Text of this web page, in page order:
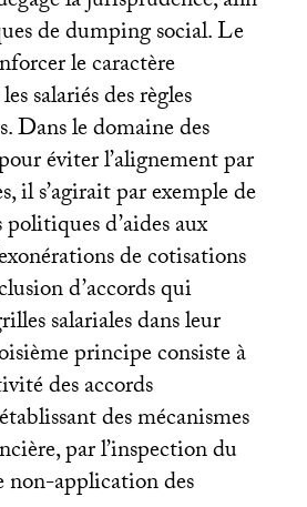
de dumping social. Le
le caractère
salariés des règles
Dans le domaine des
éviter l’alignement par
il s’agirait par exemple de
d’aides aux
de cotisations
d’accords qui
salariales dans leur
principe consiste à
des accords
des mécanismes
par l’inspection du
non-application des